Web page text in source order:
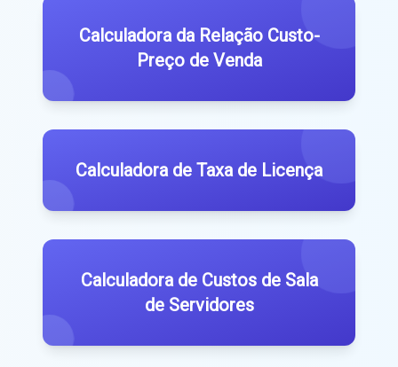
Calculadora da Relação Custo-
Preço de Venda
Calculadora de Taxa de Licença
Calculadora de Custos de Sala
de Servidores